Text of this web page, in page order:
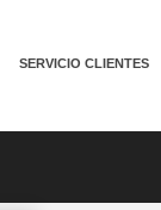
SERVICIO CLIENTES